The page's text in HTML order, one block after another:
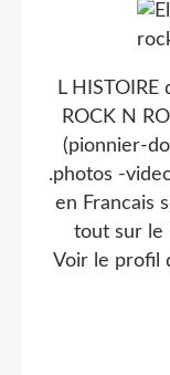
L
ROCK N
(pionnier-
.photos -
en Francais
tout sur le
Voir le profil